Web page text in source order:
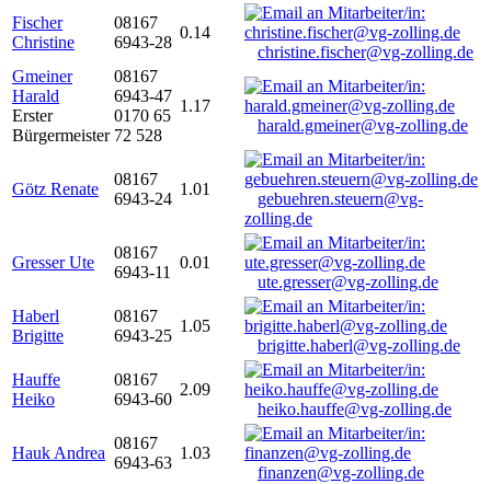
Fischer
Christine
08167
6943-28
0.14
christine.fischer@vg-zolling.de
Gmeiner
Harald
Erster
Bürgermeister
08167
6943-47
0170 65
72 528
1.17
harald.gmeiner@vg-zolling.de
Götz Renate
08167
6943-24
1.01
gebuehren.steuern@vg-
zolling.de
Gresser Ute
08167
6943-11
0.01
ute.gresser@vg-zolling.de
Haberl
Brigitte
08167
6943-25
1.05
brigitte.haberl@vg-zolling.de
Hauffe
Heiko
08167
6943-60
2.09
heiko.hauffe@vg-zolling.de
Hauk Andrea
08167
6943-63
1.03
finanzen@vg-zolling.de